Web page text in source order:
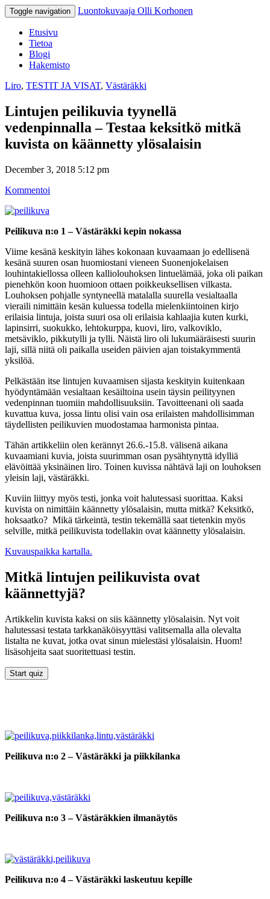
Toggle navigation Luontokuvaaja Olli Korhonen
Etusivu
Tietoa
Blogi
Hakemisto
Liro, TESTIT JA VISAT, Västäräkki
Lintujen peilikuvia tyynellä
vedenpinnalla – Testaa keksitkö mitkä
kuvista on käännetty ylösalaisin
December 3, 2018 5:12 pm
Kommentoi
Peilikuva n:o 1 – Västäräkki kepin nokassa
Viime kesänä keskityin lähes kokonaan kuvaamaan jo edellisenä
kesänä suuren osan huomiostani vieneen Suonenjokelaisen
louhintakiellossa olleen kalliolouhoksen lintuelämää, joka oli paikan
pienehkön koon huomioon ottaen poikkeuksellisen vilkasta.
Louhoksen pohjalle syntyneellä matalalla suurella vesialtaalla
vieraili nimittäin kesän kuluessa todella mielenkiintoinen kirjo
erilaisia lintuja, joista suuri osa oli erilaisia kahlaajia kuten kurki,
lapinsirri, suokukko, lehtokurppa, kuovi, liro, valkoviklo,
metsäviklo, pikkutylli ja tylli. Näistä liro oli lukumääräisesti suurin
laji, sillä niitä oli paikalla useiden päivien ajan toistakymmentä
yksilöä.
Pelkästään itse lintujen kuvaamisen sijasta keskityin kuitenkaan
hyödyntämään vesialtaan kesäiltoina usein täysin peilityynen
vedenpinnan tuomiin mahdollisuuksiin. Tavoitteenani oli saada
kuvattua kuva, jossa lintu olisi vain osa erilaisten mahdollisimman
täydellisten peilikuvien muodostamaa harmonista pintaa.
Tähän artikkeliin olen kerännyt 26.6.-15.8. välisenä aikana
kuvaamiani kuvia, joista suurimman osan pysähtynyttä idylliä
elävöittää yksinäinen liro. Toinen kuvissa nähtävä laji on louhoksen
yleisin laji, västäräkki.
Kuviin liittyy myös testi, jonka voit halutessasi suorittaa. Kaksi
kuvista on nimittäin käännetty ylösalaisin, mutta mitkä? Keksitkö,
hoksaatko? Mikä tärkeintä, testin tekemällä saat tietenkin myös
selville, mitkä peilikuvista todellakin ovat käännetty ylösalaisin.
Kuvauspaikka kartalla.
Mitkä lintujen peilikuvista ovat
käännettyjä?
Artikkelin kuvista kaksi on siis käännetty ylösalaisin. Nyt voit
halutessasi testata tarkkanäköisyyttäsi valitsemalla alla olevalta
listalta ne kuvat, jotka ovat sinun mielestäsi ylösalaisin. Huom!
lisäsohjeita saat suoritettuasi testin.
Peilikuva n:o 2 – Västäräkki ja piikkilanka
Peilikuva n:o 3 – Västäräkkien ilmanäytös
Peilikuva n:o 4 – Västäräkki laskeutuu kepille